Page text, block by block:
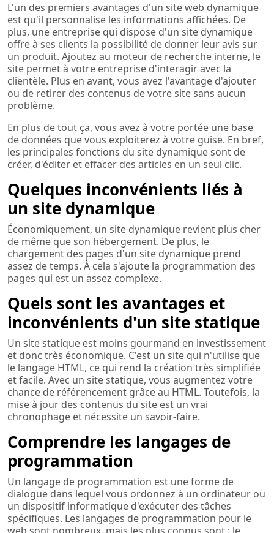
L'un des premiers avantages d'un site web dynamique
est qu'il personnalise les informations affichées. De
plus, une entreprise qui dispose d'un site dynamique
offre à ses clients la possibilité de donner leur avis sur
un produit. Ajoutez au moteur de recherche interne, le
site permet à votre entreprise d'interagir avec la
clientèle. Plus en avant, vous avez l'avantage d'ajouter
ou de retirer des contenus de votre site sans aucun
problème.
En plus de tout ça, vous avez à votre portée une base
de données que vous exploiterez à votre guise. En bref,
les principales fonctions du site dynamique sont de
créer, d'éditer et effacer des articles en un seul clic.
Quelques inconvénients liés à
un site dynamique
Économiquement, un site dynamique revient plus cher
de même que son hébergement. De plus, le
chargement des pages d'un site dynamique prend
assez de temps. À cela s'ajoute la programmation des
pages qui est un assez complexe.
Quels sont les avantages et
inconvénients d'un site statique
Un site statique est moins gourmand en investissement
et donc très économique. C'est un site qui n'utilise que
le langage HTML, ce qui rend la création très simplifiée
et facile. Avec un site statique, vous augmentez votre
chance de référencement grâce au HTML. Toutefois, la
mise à jour des contenus du site est un vrai
chronophage et nécessite un savoir-faire.
Comprendre les langages de
programmation
Un langage de programmation est une forme de
dialogue dans lequel vous ordonnez à un ordinateur ou
un dispositif informatique d'exécuter des tâches
spécifiques. Les langages de programmation pour le